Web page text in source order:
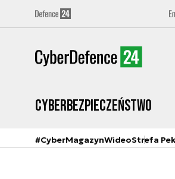
Cyberbezpieczeństwo
#CyberMagazynWideoStrefa